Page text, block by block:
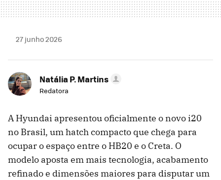
27 junho 2026
Natália P. Martins
Redatora
A Hyundai apresentou oficialmente o novo i20
no Brasil, um hatch compacto que chega para
ocupar o espaço entre o HB20 e o Creta. O
modelo aposta em mais tecnologia, acabamento
refinado e dimensões maiores para disputar um